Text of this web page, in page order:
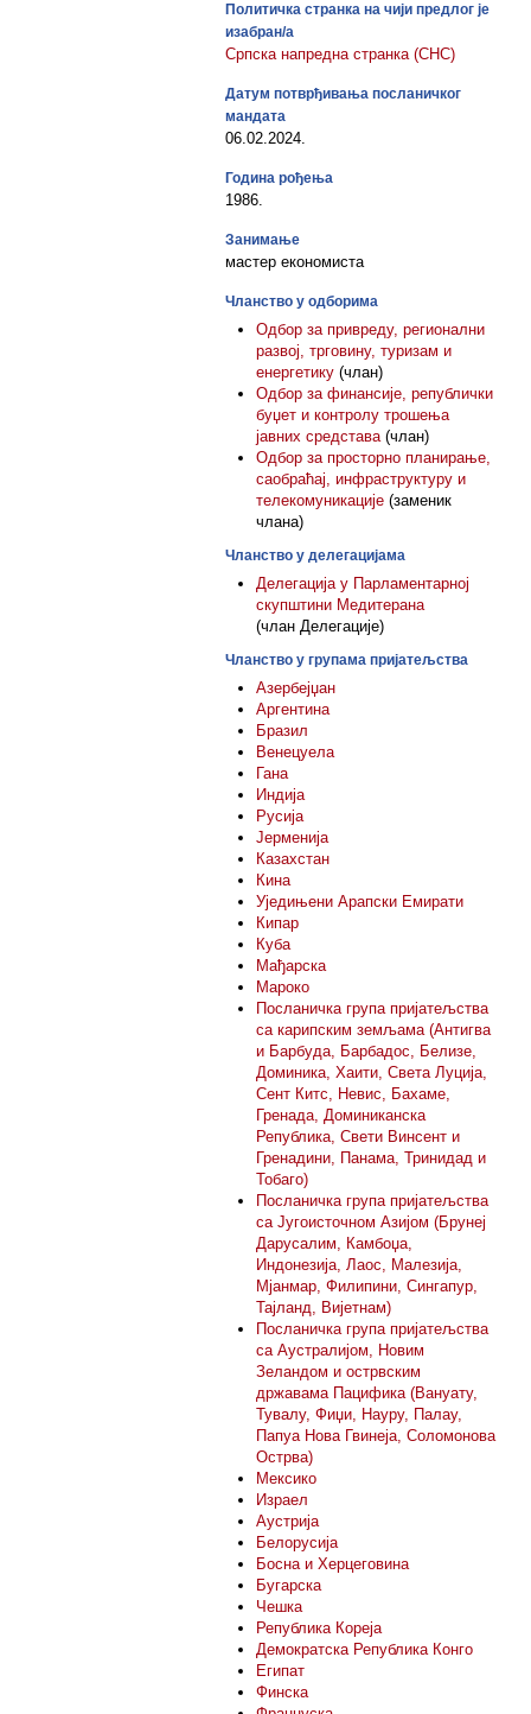
Политичка странка на чији предлог је
изабран/а
Српска напредна странка (СНС)
Датум потврђивања посланичког
мандата
06.02.2024.
Година рођења
1986.
Занимање
мастер економиста
Чланство у одборима
Одбор за привреду, регионални
развој, трговину, туризам и
енергетику (члан)
Одбор за финансије, републички
буџет и контролу трошења
јавних средстава (члан)
Одбор за просторно планирање,
саобраћај, инфраструктуру и
телекомуникације (заменик
члана)
Чланство у делегацијама
Делегација у Парламентарној
скупштини Медитерана
(члан Делегације)
Чланство у групама пријатељства
Азербејџан
Аргентина
Бразил
Венецуела
Гана
Индија
Русија
Јерменија
Казахстан
Кина
Уједињени Арапски Емирати
Кипар
Куба
Мађарска
Мароко
Посланичка група пријатељства
са карипским земљама (Антигва
и Барбуда, Барбадос, Белизе,
Доминика, Хаити, Света Луција,
Сент Китс, Невис, Бахаме,
Гренада, Доминиканска
Република, Свети Винсент и
Гренадини, Панама, Тринидад и
Тобаго)
Посланичка група пријатељства
са Југоисточном Азијом (Брунеј
Дарусалим, Камбоџа,
Индонезија, Лаос, Малезија,
Мјанмар, Филипини, Сингапур,
Тајланд, Вијетнам)
Посланичка група пријатељства
са Аустралијом, Новим
Зеландом и острвским
државама Пацифика (Вануату,
Тувалу, Фиџи, Науру, Палау,
Папуа Нова Гвинеја, Соломонова
Острва)
Мексико
Израел
Аустрија
Белорусија
Босна и Херцеговина
Бугарска
Чешка
Република Кореја
Демократска Република Конго
Египат
Финска